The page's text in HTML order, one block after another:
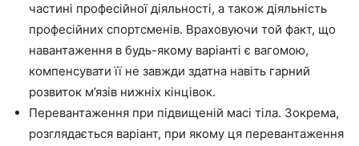
частині професійної діяльності, а також діяльність
професійних спортсменів. Враховуючи той факт, що
навантаження в будь-якому варіанті є вагомою,
компенсувати її не завжди здатна навіть гарний
розвиток м’язів нижніх кінцівок.
Перевантаження при підвищеній масі тіла. Зокрема,
розглядається варіант, при якому ця перевантаження